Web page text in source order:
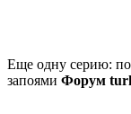
Еще одну серию:
запоями Форум